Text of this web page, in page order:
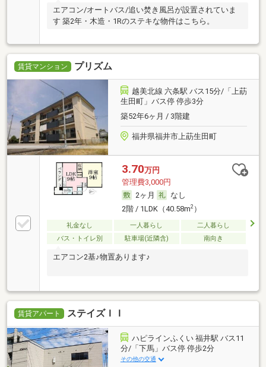
エアコン/オートバス/追い焚き風呂が設置されていま
す 築2年・木造・1Rのステキな物件はこちら。
賃貸マンション プリズム
越美北線 六条駅 バス15分/「上莇
生田町」バス停 停歩3分
築52年6ヶ月 / 3階建
福井県福井市上莇生田町
3.70万円
管理費3,000円
2ヶ月
なし
2階 / 1LDK（40.58m2）
礼金なし 一人暮らし
二人暮らし
バス・トイレ別
駐車場(近隣含) 南向き
エアコン2基♪物置あります♪
賃貸アパート ステイズＩＩ
ハピラインふくい 福井駅 バス11
分/「下馬」バス停 停歩2分
その他の交通